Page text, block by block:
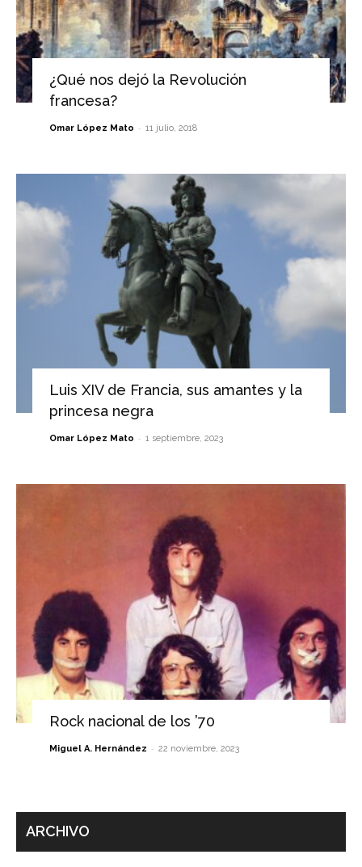
¿Qué nos dejó la Revolución
francesa?
Omar López Mato - 11 julio, 2018
Luis XIV de Francia, sus amantes y la
princesa negra
Omar López Mato - 1 septiembre, 2023
Rock nacional de los ’70
Miguel A. Hernández - 22 noviembre, 2023
ARCHIVO